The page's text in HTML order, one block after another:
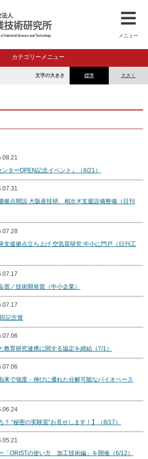
メニュー
カテゴリーメニュー
標準 大きく
文字の大きさ
ンターOPEN記念イベント』（8/21）
拠点開設 大阪産技研、相次ぎ支援設備整備（日刊
支援拠点立ち上げ 空気質研究 中小に門戸（日刊工
賞／技術開発賞（中小企業）
記念賞
教育研究連携に関する協定を締結（7/1）
来で強度・伸びに優れた分解可能なバイオベース
？ “秘密の実験室”お見せします！】（8/17）
「ORISTの使い方 加工技術編」を開催（6/12）